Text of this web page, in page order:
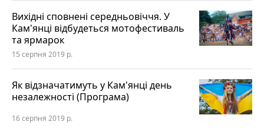
Вихідні сповнені середньовіччя. У
Кам'янці відбудеться мотофестиваль
та ярмарок
15 серпня 2019 р.
Як відзначатимуть у Кам'янці день
незалежності (Програма)
16 серпня 2019 р.